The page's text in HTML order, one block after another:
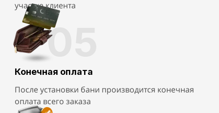
участке клиента
05
Конечная оплата
После установки бани производится конечная
оплата всего заказа